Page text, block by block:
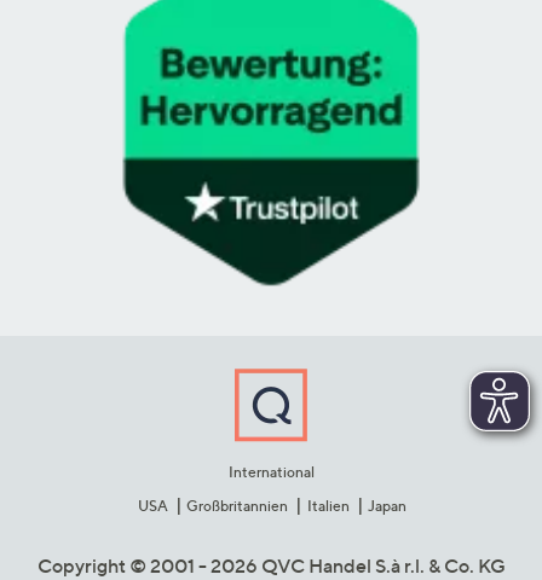
International
USA
Großbritannien Italien Japan
Copyright © 2001 - 2026 QVC Handel S.à r.l. & Co. KG